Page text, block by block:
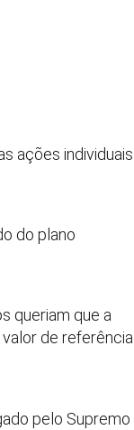
ações individuais
do plano
queriam que a
de referência
pelo Supremo